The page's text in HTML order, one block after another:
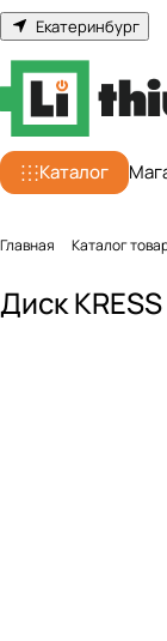
Екатеринбург
Каталог
Главная Каталог
Диск